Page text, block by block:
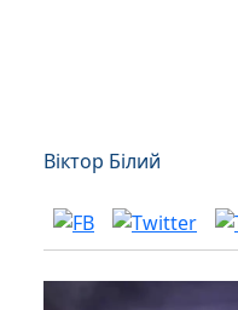
Віктор Білий